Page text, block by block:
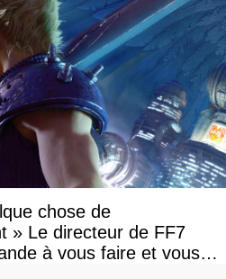
chose de
» Le directeur de FF7
à vous faire et vous